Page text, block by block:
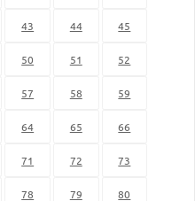
43 44 45
50 51 52
57 58 59
64 65 66
71 72 73
78 79 80